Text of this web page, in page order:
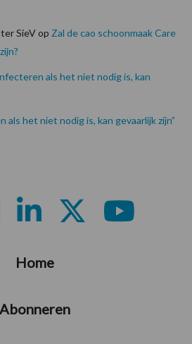
SieVop Zal de cao schoonmaak Care
als het niet nodig is, kan
als het niet nodig is, kan gevaarlijk zijn”
Home
Abonneren